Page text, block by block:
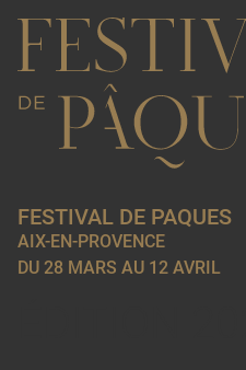
FESTIVAL DE PAQUES
AIX-EN-PROVENCE
DU 28 MARS AU 12 AVRIL